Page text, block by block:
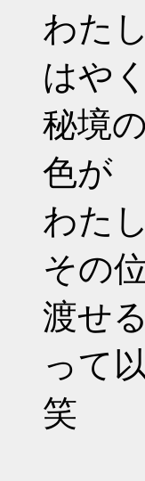
わた
はや
秘境
色が
わた
その
渡せ
って
笑